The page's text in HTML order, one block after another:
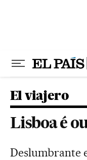
El viajero
Lisboa é
Deslumbrante